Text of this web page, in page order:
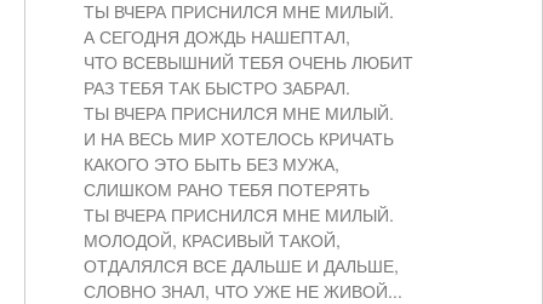
ТЫ ВЧЕРА ПРИСНИЛСЯ МНЕ МИЛЫЙ.
А СЕГОДНЯ ДОЖДЬ НАШЕПТАЛ,
ЧТО ВСЕВЫШНИЙ ТЕБЯ ОЧЕНЬ ЛЮБИТ
РАЗ ТЕБЯ ТАК БЫСТРО ЗАБРАЛ.
ТЫ ВЧЕРА ПРИСНИЛСЯ МНЕ МИЛЫЙ.
И НА ВЕСЬ МИР ХОТЕЛОСЬ КРИЧАТЬ
КАКОГО ЭТО БЫТЬ БЕЗ МУЖА,
СЛИШКОМ РАНО ТЕБЯ ПОТЕРЯТЬ
ТЫ ВЧЕРА ПРИСНИЛСЯ МНЕ МИЛЫЙ.
МОЛОДОЙ, КРАСИВЫЙ ТАКОЙ,
ОТДАЛЯЛСЯ ВСЕ ДАЛЬШЕ И ДАЛЬШЕ,
СЛОВНО ЗНАЛ, ЧТО УЖЕ НЕ ЖИВОЙ...